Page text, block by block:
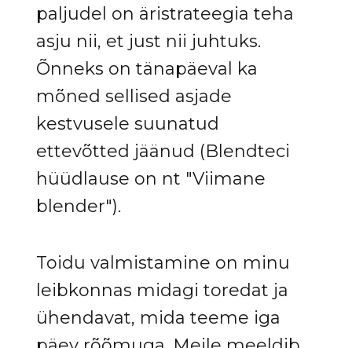
paljudel on äristrateegia teha
asju nii, et just nii juhtuks.
Õnneks on tänapäeval ka
mõned sellised asjade
kestvusele suunatud
ettevõtted jäänud (Blendteci
hüüdlause on nt "Viimane
blender").
Toidu valmistamine on minu
leibkonnas midagi toredat ja
ühendavat, mida teeme iga